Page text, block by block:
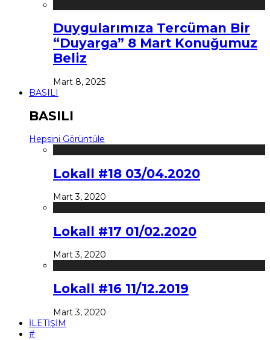
Duygularımıza Tercüman Bir
“Duyarga” 8 Mart Konuğumuz
Beliz
Mart 8, 2025
BASILI
BASILI
Hepsini Görüntüle
Lokall #18 03/04.2020
Mart 3, 2020
Lokall #17 01/02.2020
Mart 3, 2020
Lokall #16 11/12.2019
Mart 3, 2020
İLETİŞİM
#